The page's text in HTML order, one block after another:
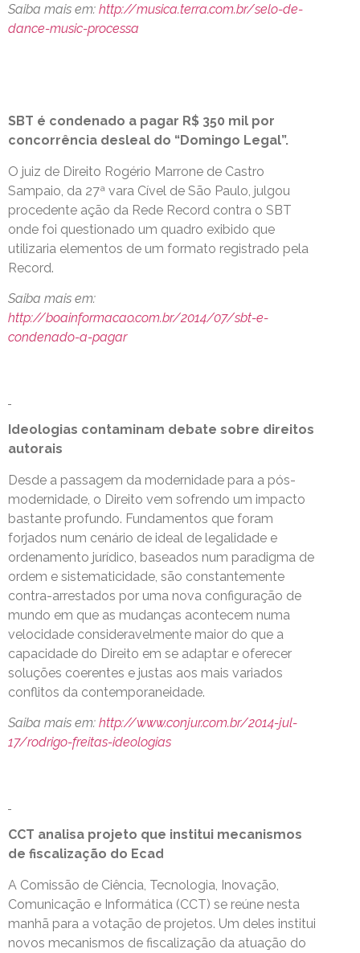
Saiba mais em: http://musica.terra.com.br/selo-de-
dance-music-processa
SBT é condenado a pagar R$ 350 mil por
concorrência desleal do “Domingo Legal”.
O juiz de Direito Rogério Marrone de Castro
Sampaio, da 27ª vara Cível de São Paulo, julgou
procedente ação da Rede Record contra o SBT
onde foi questionado um quadro exibido que
utilizaria elementos de um formato registrado pela
Record.
Saiba mais em:
http://boainformacao.com.br/2014/07/sbt-e-
condenado-a-pagar
Ideologias contaminam debate sobre direitos
autorais
Desde a passagem da modernidade para a pós-
modernidade, o Direito vem sofrendo um impacto
bastante profundo. Fundamentos que foram
forjados num cenário de ideal de legalidade e
ordenamento jurídico, baseados num paradigma de
ordem e sistematicidade, são constantemente
contra-arrestados por uma nova configuração de
mundo em que as mudanças acontecem numa
velocidade consideravelmente maior do que a
capacidade do Direito em se adaptar e oferecer
soluções coerentes e justas aos mais variados
conflitos da contemporaneidade.
Saiba mais em: http://www.conjur.com.br/2014-jul-
17/rodrigo-freitas-ideologias
CCT analisa projeto que institui mecanismos
de fiscalização do Ecad
A Comissão de Ciência, Tecnologia, Inovação,
Comunicação e Informática (CCT) se reúne nesta
manhã para a votação de projetos. Um deles institui
novos mecanismos de fiscalização da atuação do